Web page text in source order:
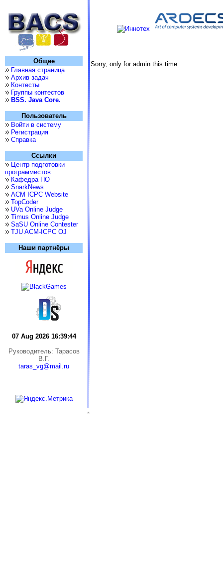
Общее
Главная страница
Архив задач
Контесты
Группы контестов
BSS. Java Core.
Пользователь
Войти в систему
Регистрация
Справка
Ссылки
Центр подготовки
программистов
Кафедра ПО
SnarkNews
ACM ICPC Website
TopCoder
UVa Online Judge
Timus Online Judge
SaSU Online Contester
TJU ACM-ICPC OJ
Наши партнёры
07 Aug 2026 16:39:44
Руководитель: Тарасов
В.Г.
taras_vg@mail.ru
Sorry, only for admin this time